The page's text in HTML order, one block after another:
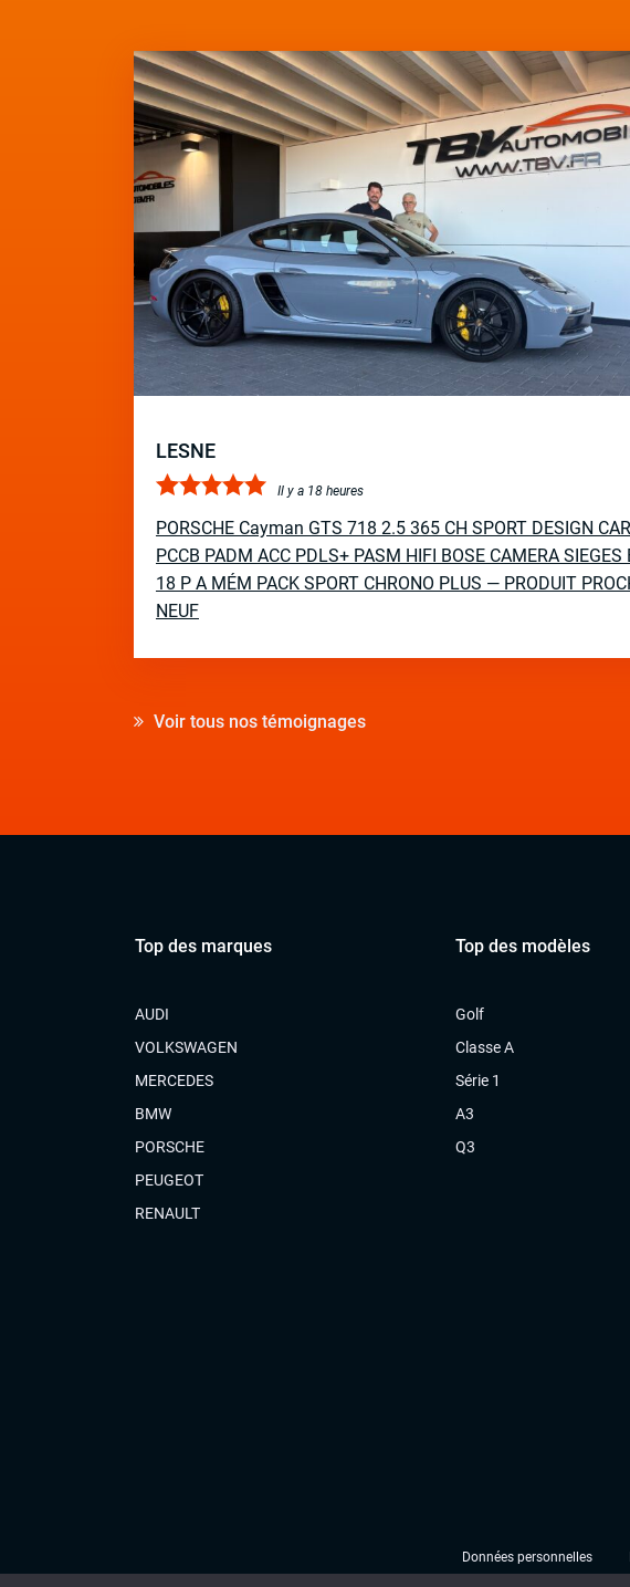
LESNE
Il y a 18 heures
PORSCHE Cayman GTS 718 2.5 365 CH SPORT DESIGN
PCCB PADM ACC PDLS+ PASM HIFI BOSE CAMERA SIEGES
18 P A MÉM PACK SPORT CHRONO PLUS — PRODUIT
NEUF
Voir tous nos témoignages
Top des marques
AUDI
VOLKSWAGEN
MERCEDES
BMW
PORSCHE
PEUGEOT
RENAULT
Top des modèles
Golf
Classe A
Série 1
A3
Q3
Données personnelles